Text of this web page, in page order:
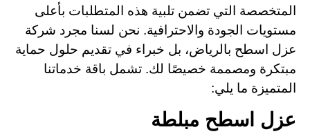
المتخصصة التي تضمن تلبية هذه المتطلبات بأعلى
مستويات الجودة والاحترافية. نحن لسنا مجرد شركة
عزل اسطح بالرياض، بل خبراء في تقديم حلول حماية
مبتكرة ومصممة خصيصًا لك. تشمل باقة خدماتنا
المتميزة ما يلي:
عزل اسطح مبلطة